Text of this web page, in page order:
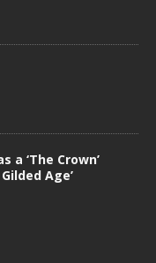
a ‘The Crown’
Age’